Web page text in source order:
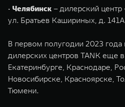
• Челябинск – дилерский
ул. Братьев Кашириных, д.
В первом полугодии 2023 года
дилерских центров TANK еще
Екатеринбурге, Краснодаре,
Новосибирске, Красноярске,
Тюмени.